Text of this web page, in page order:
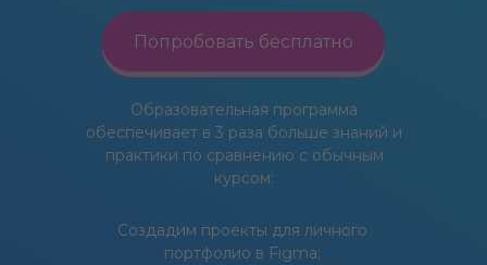
Попробовать бесплатно
Образовательная программа
обеспечивает в 3 раза больше знаний и
практики по сравнению с обычным
курсом:
Создадим проекты для личного
портфолио в Figma;